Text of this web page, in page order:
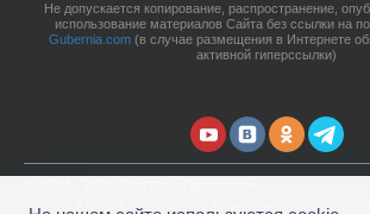
Не допускается копирование, распространение,
использование материалов Сайта без ссылки на
Gubernia.com (в случае размещения в Интернете
активной гиперссылки)